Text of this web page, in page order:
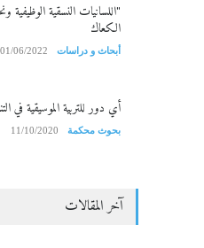
"اللسانيات النسقية الوظيفية
الكعاك
أبحاث و دراسات 01/06/2022
أي دور للتربية الموسيقية في
بحوث محكمة 11/10/2020
آخر المقالات